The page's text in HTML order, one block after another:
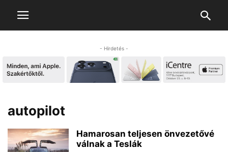
- Hirdetés -
autopilot
Hamarosan teljesen önvezetővé
válnak a Teslák